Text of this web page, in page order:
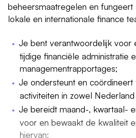
beheersmaatregelen en fungeert
lokale en internationale finance
Je bent verantwoordelijk voor
tijdige financiële administratie
managementrapportages;
Je ondersteunt en coördineert
activiteiten in zowel
Je bereidt maand-, kwartaal-
voor en bewaakt de kwaliteit
hiervan;